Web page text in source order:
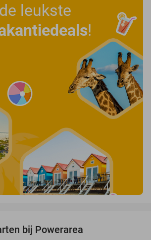
leukste
!
bij Powerarea